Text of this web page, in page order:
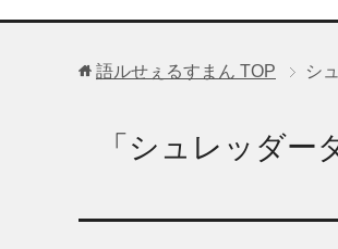
語ルせぇるすまん TOP シ
「シュレッダー